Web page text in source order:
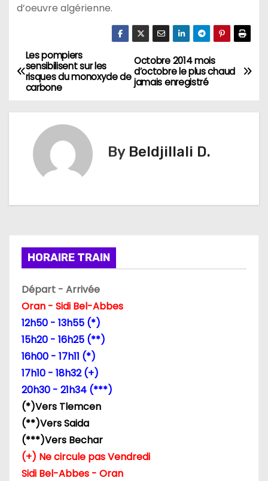
d’oeuvre algérienne.
N
a
v
t
o
n
d
e
a
r
t
Octobre 2014 mois
d’octobre le plus chaud
jamais enregistré
Les pompiers
sensibilisent sur les
risques du monoxyde de
carbone
By Beldjillali D.
HORAIRE TRAIN
Départ - Arrivée
Oran - Sidi Bel-Abbes
12h50 - 13h55 (*)
15h20 - 16h25 (**)
16h00 - 17h11 (*)
17h10 - 18h32 (+)
20h30 - 21h34 (***)
(*)Vers Tlemcen
(**)Vers Saida
(***)Vers Bechar
(+) Ne circule pas Vendredi
Sidi Bel-Abbes - Oran